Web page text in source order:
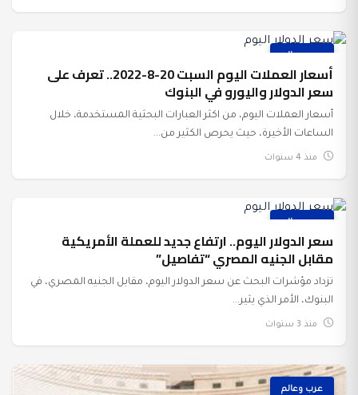
عرب وعالم
أسعار العملات اليوم السبت 20-8-2022.. تعرف على
سعر الدولار واليورو في البنوك
أسعار العملات اليوم، من اكثر العبارات البحثية المستخدمة، خلال
الساعات الأخيرة، حيث يحرص الكثير من...
منذ 4 سنوات
عرب وعالم
سعر الدولار اليوم.. ارتفاع جديد للعملة الأمريكية
مقابل الجنيه المصري “تفاصيل”
تزداد مؤشرات البحث عن سعر الدولار اليوم، مقابل الجنيه المصري، في
البنوك، الأمر الذي يثير...
منذ 3 سنوات
عرب وعالم